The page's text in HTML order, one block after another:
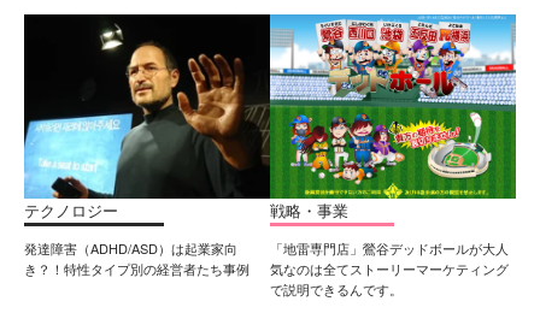
テクノロジー
発達障害（ADHD/ASD）は起業家向
き？！特性タイプ別の経営者たち事例
戦略・事業
「地雷専門店」鶯谷デッドボールが大人
気なのは全てストーリーマーケティング
で説明できるんです。